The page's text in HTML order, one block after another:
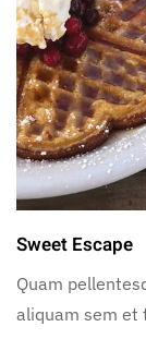
Sweet Escape
Quam
aliquam sem et